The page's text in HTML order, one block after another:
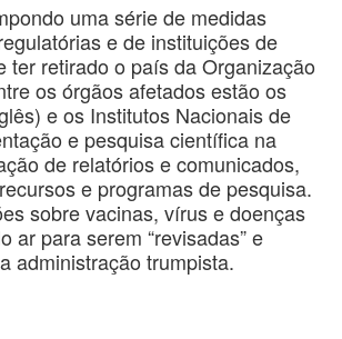
uma série de medidas
e de instituições de
ter retirado o país da Organização
os órgãos afetados estão os
e os Institutos Nacionais de
e pesquisa científica na
de relatórios e comunicados,
e programas de pesquisa.
sobre vacinas, vírus e doenças
ar para serem “revisadas” e
administração trumpista.